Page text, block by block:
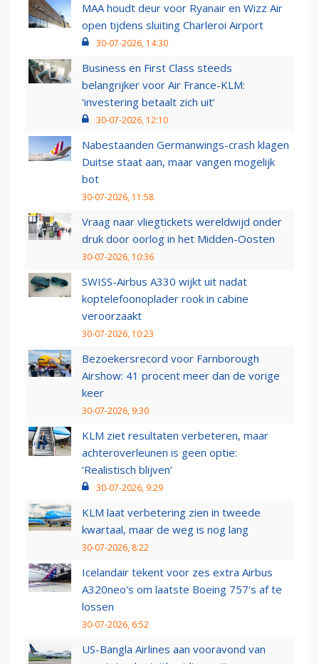
MAA houdt deur voor Ryanair en Wizz Air
open tijdens sluiting Charleroi Airport
30-07-2026, 14:30
Business en First Class steeds
belangrijker voor Air France-KLM:
‘investering betaalt zich uit’
30-07-2026, 12:10
Nabestaanden Germanwings-crash klagen
Duitse staat aan, maar vangen mogelijk
bot
30-07-2026, 11:58
Vraag naar vliegtickets wereldwijd onder
druk door oorlog in het Midden-Oosten
30-07-2026, 10:36
SWISS-Airbus A330 wijkt uit nadat
koptelefoonoplader rook in cabine
veroorzaakt
30-07-2026, 10:23
Bezoekersrecord voor Farnborough
Airshow: 41 procent meer dan de vorige
keer
30-07-2026, 9:30
KLM ziet resultaten verbeteren, maar
achteroverleunen is geen optie:
‘Realistisch blijven’
30-07-2026, 9:29
KLM laat verbetering zien in tweede
kwartaal, maar de weg is nog lang
30-07-2026, 8:22
Icelandair tekent voor zes extra Airbus
A320neo's om laatste Boeing 757's af te
lossen
30-07-2026, 6:52
US-Bangla Airlines aan vooravond van